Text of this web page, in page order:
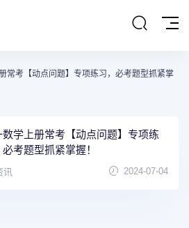
常考【动点问题】专项练习，必考题型抓紧掌
数学上册常考【动点问题】专项练
必考题型抓紧掌握！
讯 2024-07-04